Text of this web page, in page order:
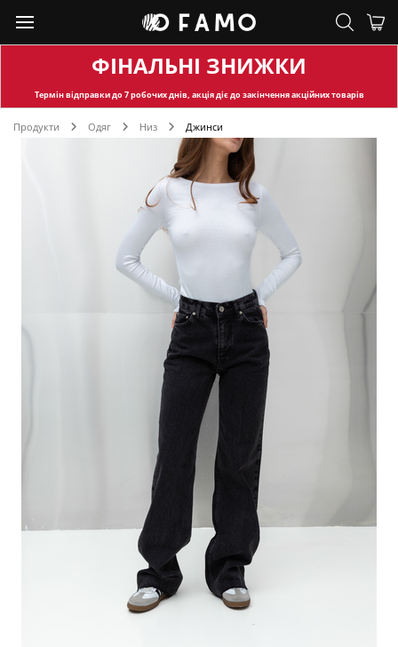
ФІНАЛЬНІ ЗНИЖКИ
Термін відправкидо 7 робочих днів, акція діє до закінчення акційних товарів
Продукти Одяг Низ Джинси